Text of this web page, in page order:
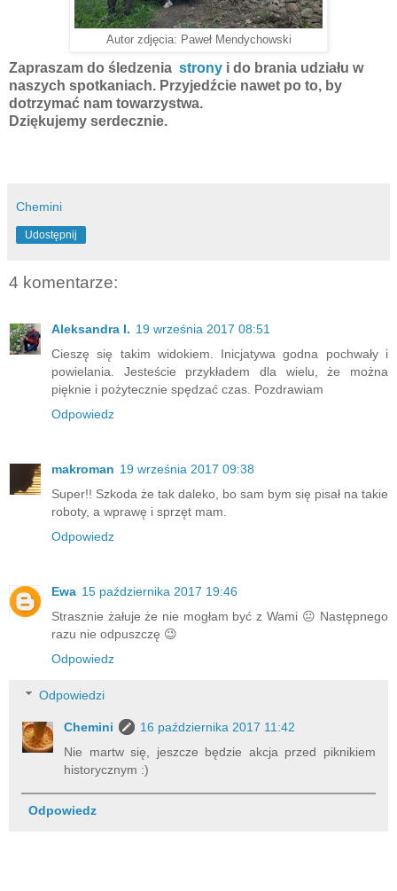
Autor zdjęcia: Paweł Mendychowski
Zapraszam do śledzenia strony i do brania udziału w
naszych spotkaniach. Przyjedźcie nawet po to, by
dotrzymać nam towarzystwa.
Dziękujemy serdecznie.
Chemini
Udostępnij
4 komentarze:
Aleksandra I. 19 września 2017 08:51
Cieszę się takim widokiem. Inicjatywa godna pochwały i
powielania. Jesteście przykładem dla wielu, że można
pięknie i pożytecznie spędzać czas. Pozdrawiam
Odpowiedz
makroman 19 września 2017 09:38
Super!! Szkoda że tak daleko, bo sam bym się pisał na takie
roboty, a wprawę i sprzęt mam.
Odpowiedz
Ewa 15 października 2017 19:46
Strasznie żałuje że nie mogłam być z Wami 😐 Następnego
razu nie odpuszczę 😉
Odpowiedz
Odpowiedzi
Chemini
16 października 2017 11:42
Nie martw się, jeszcze będzie akcja przed piknikiem
historycznym :)
Odpowiedz